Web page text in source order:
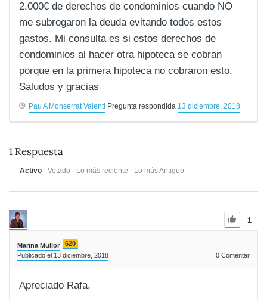
2.000€ de derechos de condominios cuando NO
me subrogaron la deuda evitando todos estos
gastos. Mi consulta es si estos derechos de
condominios al hacer otra hipoteca se cobran
porque en la primera hipoteca no cobraron esto.
Saludos y gracias
Pau A Monserrat Valenti Pregunta respondida 13 diciembre, 2018
1 Respuesta
Activo Votado Lo más reciente Lo más Antiguo
1
Marina Mullor
620
Publicado el 13 diciembre, 2018
0 Comentar
Apreciado Rafa,